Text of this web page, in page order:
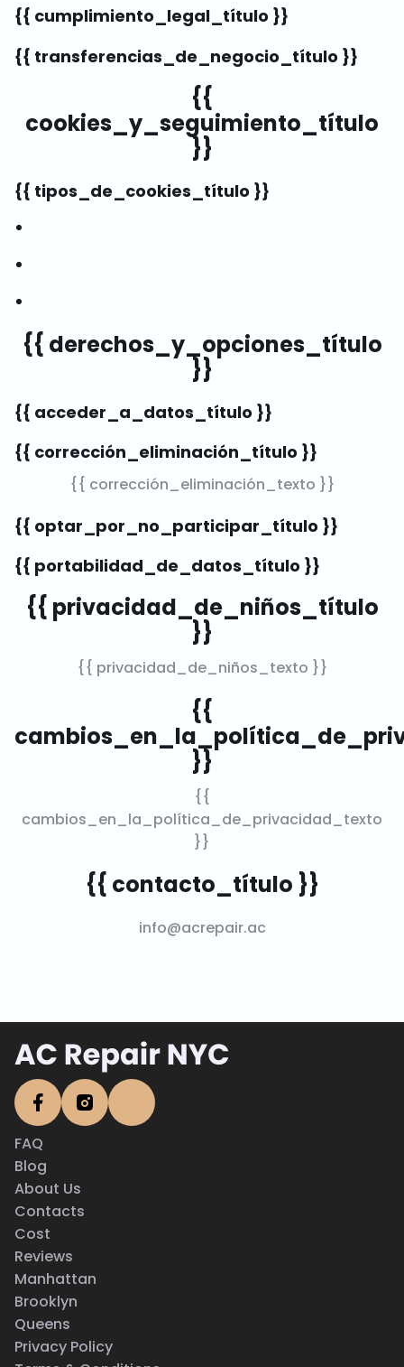
{{ cumplimiento_legal_título }}
{{ transferencias_de_negocio_título }}
{{
cookies_y_seguimiento_título
}}
{{ tipos_de_cookies_título }}
{{ derechos_y_opciones_título
}}
{{ acceder_a_datos_título }}
{{ corrección_eliminación_título }}
{{ corrección_eliminación_texto }}
{{ optar_por_no_participar_título }}
{{ portabilidad_de_datos_título }}
{{ privacidad_de_niños_título
}}
{{ privacidad_de_niños_texto }}
{{
}}
{{
cambios_en_la_política_de_privacidad_texto
}}
{{ contacto_título }}
info@acrepair.ac
FAQ
Blog
About Us
Contacts
Cost
Reviews
Manhattan
Brooklyn
Queens
Privacy Policy